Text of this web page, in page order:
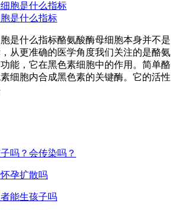
是什么指标
是什么指标酪氨酸酶母细胞本身并不是
从更准确的医学角度我们关注的是酪氨
能，它在黑色素细胞中的作用。简单酪
细胞内合成黑色素的关键酶。它的活性
吗？会传染吗？
孕扩散吗
能生孩子吗